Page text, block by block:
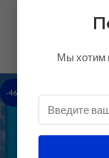
Республики
-46%
Мы хотим